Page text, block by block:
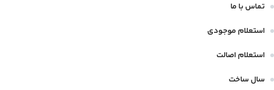
تماس با ما
استعلام موجودی
استعلام اصالت
سال ساخت